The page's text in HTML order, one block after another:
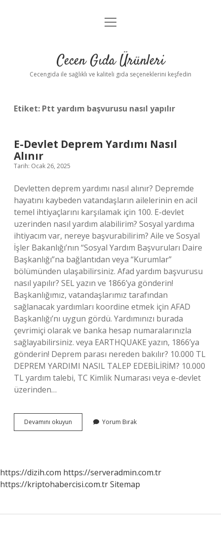
Anasayfa
Yasal Uyarı
menüyü
Cecen Gıda Ürünleri
Cecengida ile sağlıklı ve kaliteli gıda seçeneklerini keşfedin
Etiket: Ptt yardım başvurusu nasıl yapılır
E-Devlet Deprem Yardımı Nasıl
Alınır
Tarih: Ocak 26, 2025
Devletten deprem yardımı nasıl alınır? Depremde
hayatını kaybeden vatandaşların ailelerinin en acil
temel ihtiyaçlarını karşılamak için 100. E-devlet
uzerinden nasıl yardım alabilirim? Sosyal yardıma
ihtiyacım var, nereye başvurabilirim? Aile ve Sosyal
İşler Bakanlığı’nın “Sosyal Yardım Başvuruları Daire
Başkanlığı”na bağlantıdan veya “Kurumlar”
bölümünden ulaşabilirsiniz. Afad yardım başvurusu
nasıl yapılır? SEL yazın ve 1866’ya gönderin!
Başkanlığımız, vatandaşlarımız tarafından
sağlanacak yardımları koordine etmek için AFAD
Başkanlığı’nı uygun gördü. Yardımınızı burada
çevrimiçi olarak ve banka hesap numaralarınızla
sağlayabilirsiniz. veya EARTHQUAKE yazın, 1866’ya
gönderin! Deprem parası nereden bakılır? 10.000 TL
DEPREM YARDIMI NASIL TALEP EDEBİLİRİM? 10.000
TL yardım talebi, TC Kimlik Numarası veya e-devlet
üzerinden…
Devamını okuyun
Devlet
Yorum Bırak
https://dizih.com https://serveradmin.com.tr
https://kriptohabercisi.com.trSitemap